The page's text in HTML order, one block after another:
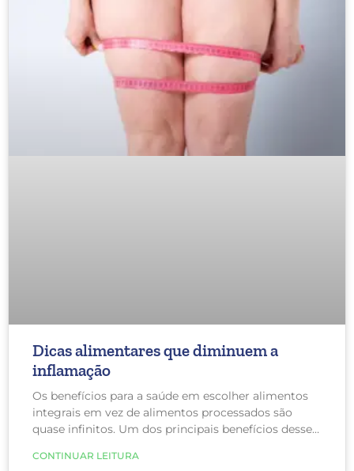
Dicas alimentares que diminuem a
inflamação
Os benefícios para a saúde em escolher alimentos
integrais em vez de alimentos processados são
quase infinitos. Um dos principais benefícios desses
reduzir a inflamação no corpo. O que é mais
CONTINUAR LEITURA